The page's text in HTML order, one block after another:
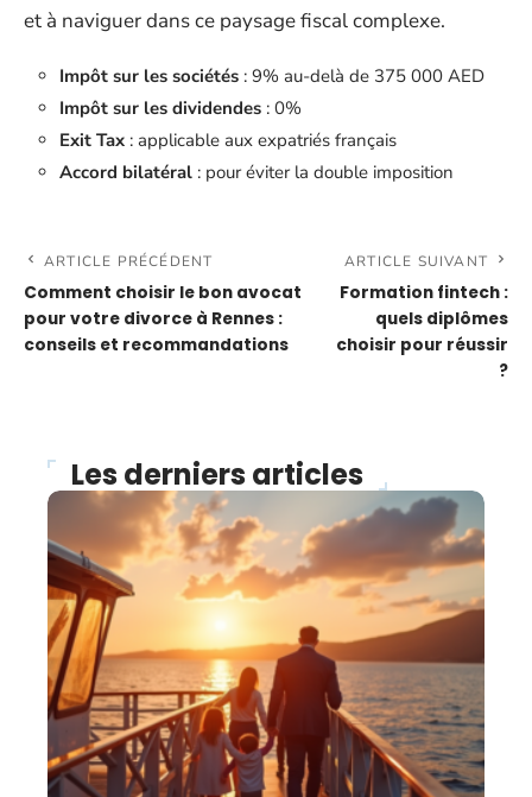
et à naviguer dans ce paysage fiscal complexe.
Impôt sur les sociétés : 9% au-delà de 375 000 AED
Impôt sur les dividendes : 0%
Exit Tax : applicable aux expatriés français
Accord bilatéral : pour éviter la double imposition
ARTICLE PRÉCÉDENT
Comment choisir le bon avocat
pour votre divorce à Rennes :
conseils et recommandations
ARTICLE SUIVANT
Formation fintech :
quels diplômes
choisir pour réussir
?
Les derniers articles